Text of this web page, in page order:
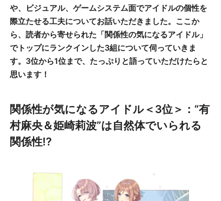
や、ビジュアル、ゲームシステム面でアイドルの個性を
際立たせる工夫についてお話いただきました。ここか
ら、読者から寄せられた「関係性の気になるアイドル」
でトップにランクインした3組について伺っていきま
す。3位から1位まで、たっぷりと語っていただけたらと
思います！
関係性が気になるアイドル＜3位＞：“有
村麻央＆姫崎莉波”は自然体でいられる
関係性!?